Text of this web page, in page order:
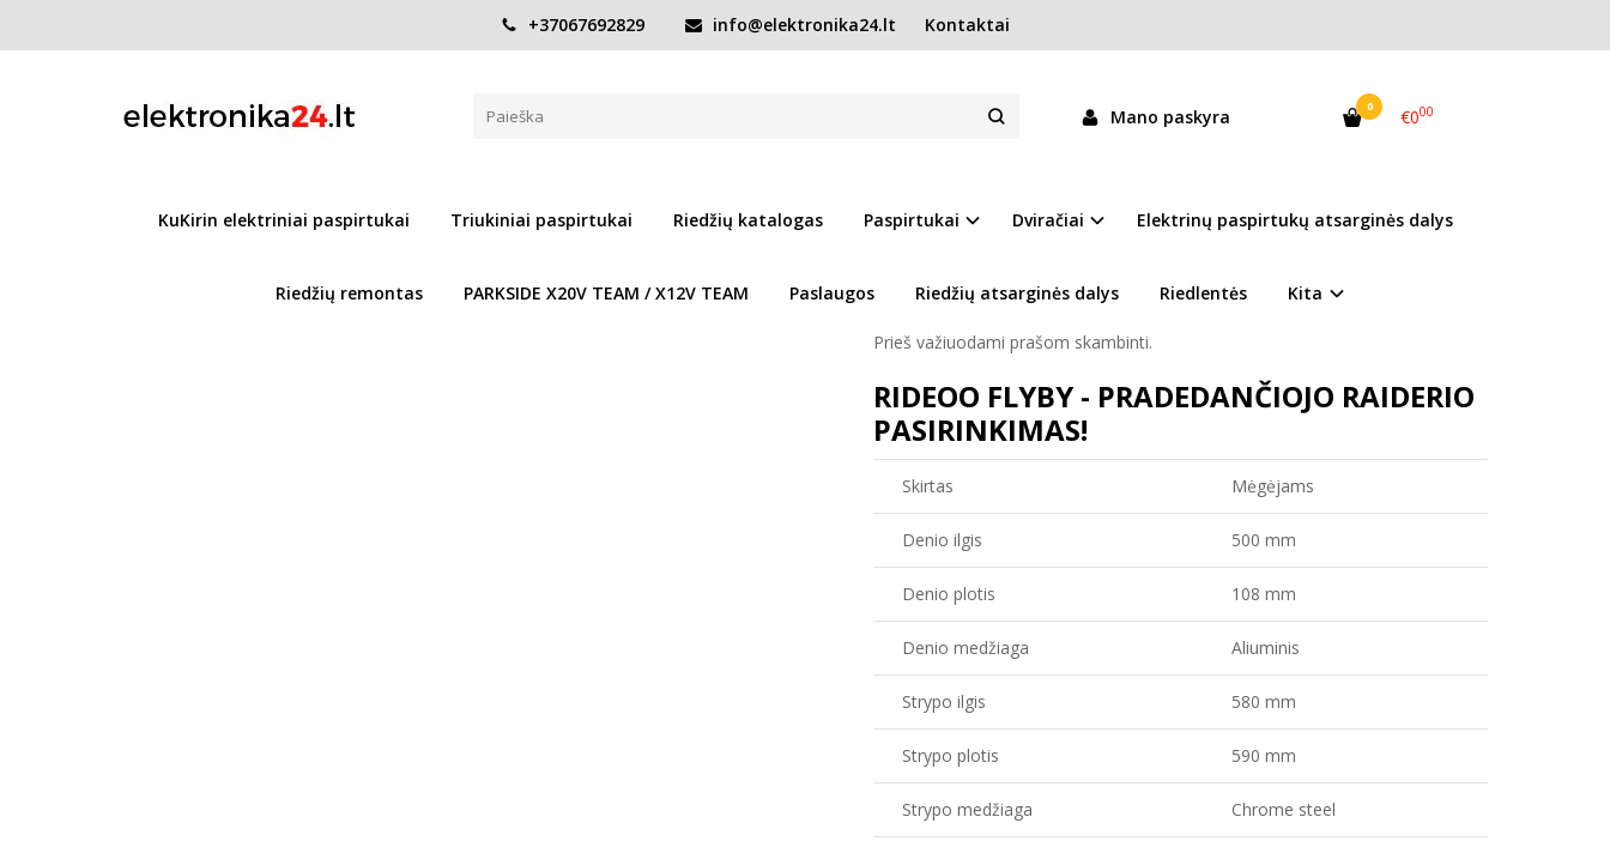
+37067692829 info@elektronika24.lt Kontaktai
Mano paskyra 0 €000
KuKirin elektriniai paspirtukai Triukiniai paspirtukai Riedžių katalogas Paspirtukai Dviračiai Elektrinų paspirtukų atsarginės dalys
Riedžių remontas PARKSIDE X20V TEAM / X12V TEAM Paslaugos Riedžių atsarginės dalys Riedlentės Kita
Pagrindinis Paspirtukai Vaikams Triukinis Paspirtukas Rideoo Flyby Complete Green
TRIUKINIS PASPIRTUKAS RIDEOO FLYBY COMPLETE GREEN
Turimas kiekis:
Prekė sandėlyje
Prieš važiuodami prašom skambinti.
RIDEOO FLYBY - PRADEDANČIOJO RAIDERIO
PASIRINKIMAS!
Skirtas Mėgėjams
Denio ilgis 500 mm
Denio plotis 108 mm
Denio medžiaga Aliuminis
Strypo ilgis 580 mm
Strypo plotis 590 mm
Strypo medžiaga Chrome steel